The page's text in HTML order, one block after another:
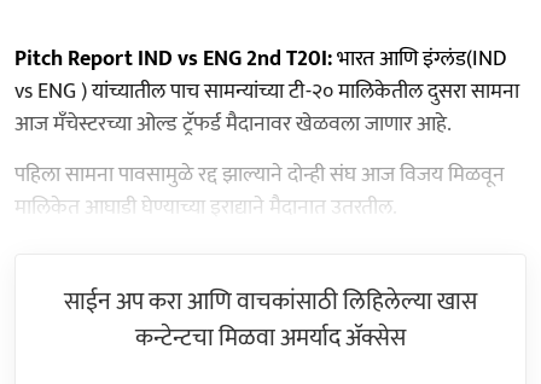
Pitch Report IND vs ENG 2nd T20I:भारत आणि इंग्लंड(IND
vs ENG ) यांच्यातील पाच सामन्यांच्या टी-२० मालिकेतील दुसरा सामना
आज मँचेस्टरच्या ओल्ड ट्रॅफर्ड मैदानावर खेळवला जाणार आहे.
पहिला सामना पावसामुळे रद्द झाल्याने दोन्ही संघ आज विजय मिळवून
मालिकेत आघाडी घेण्याच्या इराद्याने मैदानात उतरतील.
साईन अप करा आणि वाचकांसाठी लिहिलेल्या खास
कन्टेन्टचा मिळवा अमर्याद ॲक्सेस